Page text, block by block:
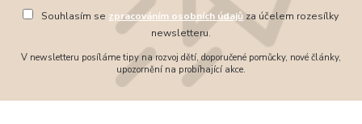
Souhlasím se zpracováním osobních údajůza účelem rozesílky
newsletteru.
V newsletteru posíláme tipy na rozvoj dětí, doporučené pomůcky, nové články,
upozornění na probíhající akce.